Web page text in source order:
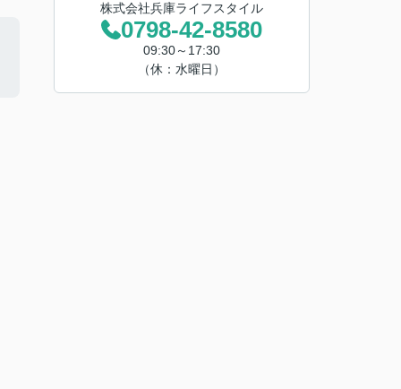
株式会社兵庫ライフスタイル
0798-42-8580
09:30～17:30
（休：水曜日）